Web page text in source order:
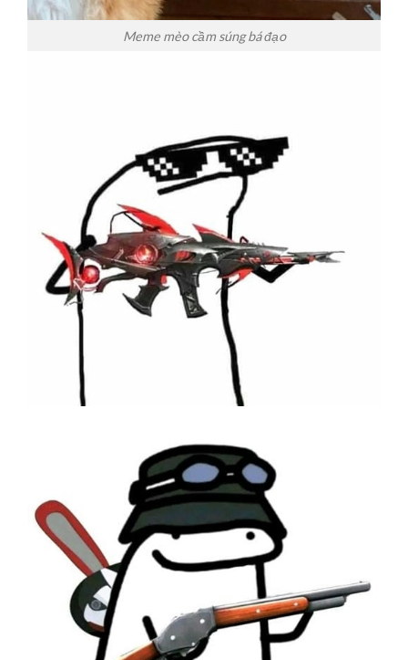
Meme mèo cầm súng bá đạo